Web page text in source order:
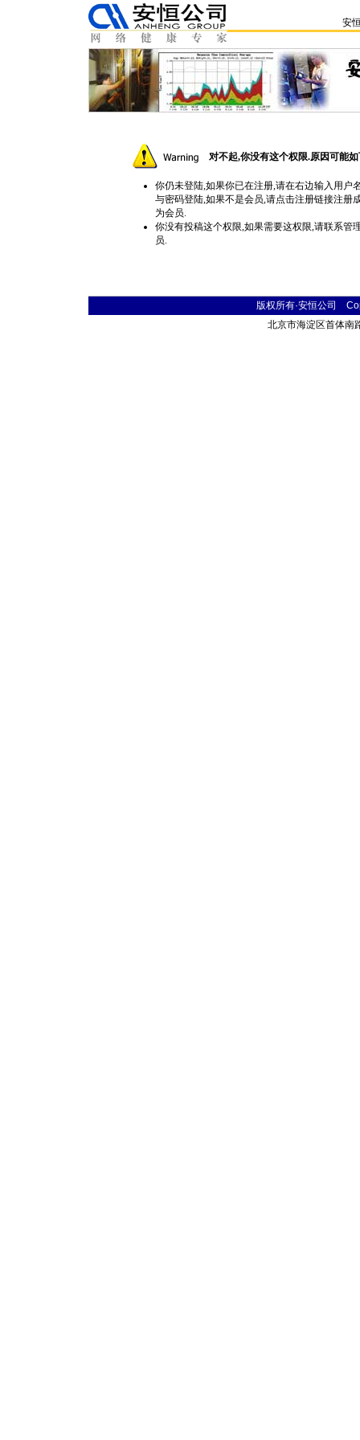
安
对不起,你没有这个权限.原因可能如
你仍未登陆,如果你已在注册,请在右边输入用户
与密码登陆,如果不是会员,请点击注册链接注册
为会员.
你没有投稿这个权限,如果需要这权限,请联系管
员.
版权所有·安恒公司
北京市海淀区首体南路9号